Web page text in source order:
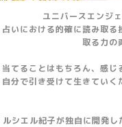
ユニバースエンジ
占いにおける的確に読み取
取る力の
当てることはもちろん、感
自分で引き受けて生きてい
ルシエル紀子が独自に開発